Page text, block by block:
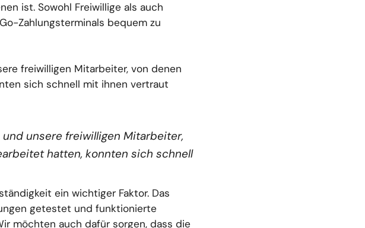
ist. Sowohl Freiwillige als auch
Zahlungsterminals bequem zu
freiwilligen Mitarbeiter, von denen
sich schnell mit ihnen vertraut
unsere freiwilligen Mitarbeiter,
hatten, konnten sich schnell
ein wichtiger Faktor. Das
getestet und funktionierte
möchten auch dafür sorgen, dass die